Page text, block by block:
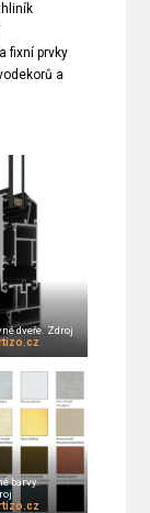
fixní prvky
a
dveře. Zdroj
barvy.